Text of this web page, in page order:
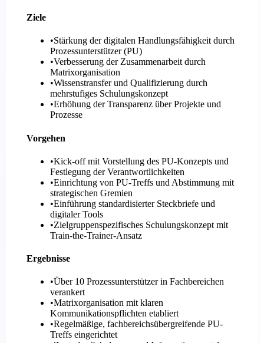
Ziele
•Stärkung der digitalen Handlungsfähigkeit durch
Prozessunterstützer (PU)
•Verbesserung der Zusammenarbeit durch
Matrixorganisation
•Wissenstransfer und Qualifizierung durch
mehrstufiges Schulungskonzept
•Erhöhung der Transparenz über Projekte und
Prozesse
Vorgehen
•Kick-off mit Vorstellung des PU-Konzepts und
Festlegung der Verantwortlichkeiten
•Einrichtung von PU-Treffs und Abstimmung mit
strategischen Gremien
•Einführung standardisierter Steckbriefe und
digitaler Tools
•Zielgruppenspezifisches Schulungskonzept mit
Train-the-Trainer-Ansatz
Ergebnisse
•Über 10 Prozessunterstützer in Fachbereichen
verankert
•Matrixorganisation mit klaren
Kommunikationspflichten etabliert
•Regelmäßige, fachbereichsübergreifende PU-
Treffs eingerichtet